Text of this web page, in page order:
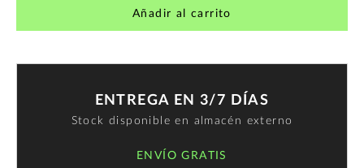
Añadir al carrito
ENTREGA EN 3/7 DÍAS
Stock disponible en almacén externo
ENVÍO GRATIS